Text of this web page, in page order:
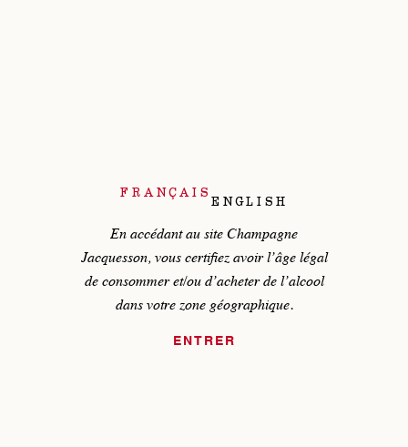
FRANÇAIS
ENGLISH
En accédant au site Champagne
Jacquesson, vous certifiez avoir l’âge légal
de consommer et/ou d’acheter de l’alcool
dans votre zone géographique.
ENTRER